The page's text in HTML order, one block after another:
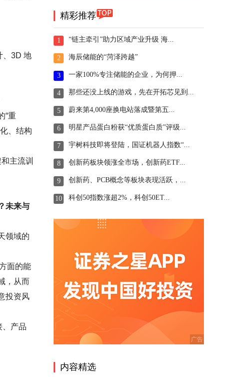
、3D 地
“重
、结构
主流训
未来与
领域的
面的能
，从而
投资风
、产品
精彩推荐
1 “链主牵引”助力区域产业升级 海...
2 海辰储能的“菏泽跨越”
3 一家100%专注储能的企业，为何押...
4 那些还没上线的游戏，先在开拓芯见到...
5 蔚来第4,000座换电站落成暨第五...
6 明星产品蛋白粉获“优质蛋白质”评级...
7 宇树科技即将登陆，国证机器人指数“...
8 创新药板块领涨全市场，创新药ETF...
9 创新药、PCB概念等板块表现活跃，...
10 科创50指数涨超2%，科创50ET...
内容精选